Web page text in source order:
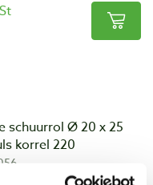
schuurrol Ø 20 x 25
korrel 220